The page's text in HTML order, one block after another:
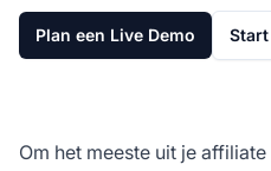
Plan een Live Demo
Om het meeste uit je